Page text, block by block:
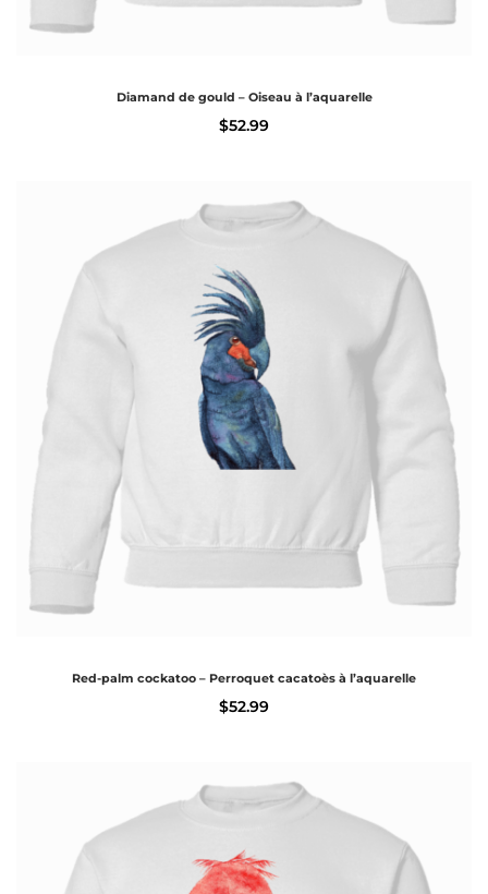
Diamand de gould – Oiseau à l’aquarelle
$52.99
Red-palm cockatoo – Perroquet cacatoès à l’aquarelle
$52.99